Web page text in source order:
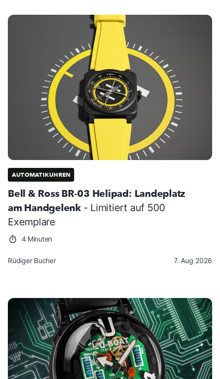
AUTOMATIKUHREN
Bell & Ross BR-03 Helipad: Landeplatz
am Handgelenk - Limitiert auf 500
Exemplare
4 Minuten
Rüdiger Bucher 7. Aug 2026